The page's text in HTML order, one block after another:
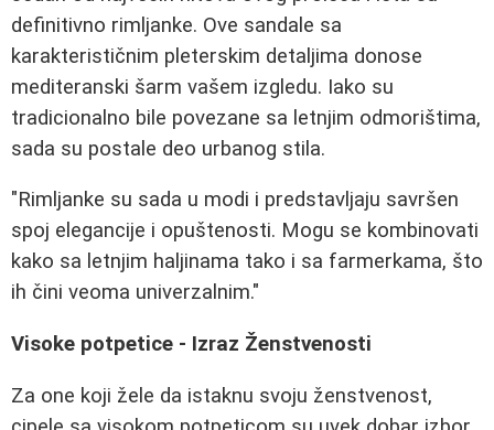
definitivno rimljanke. Ove sandale sa
karakterističnim pleterskim detaljima donose
mediteranski šarm vašem izgledu. Iako su
tradicionalno bile povezane sa letnjim odmorištima,
sada su postale deo urbanog stila.
"Rimljanke su sada u modi i predstavljaju savršen
spoj elegancije i opuštenosti. Mogu se kombinovati
kako sa letnjim haljinama tako i sa farmerkama, što
ih čini veoma univerzalnim."
Visoke potpetice - Izraz Ženstvenosti
Za one koji žele da istaknu svoju ženstvenost,